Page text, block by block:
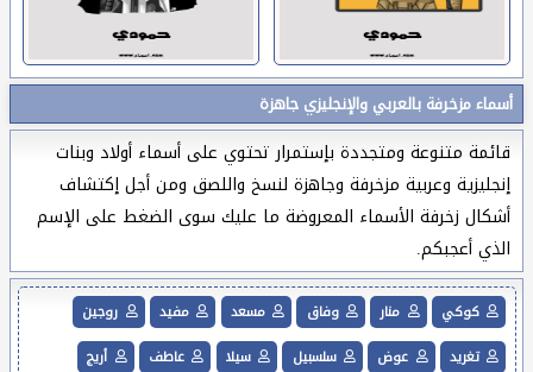
أسماء مزخرفة بالعربي والإنجليزي جاهزة
قائمة متنوعة ومتجددة بإستمرار تحتوي على أسماء أولاد وبنات
إنجليزية وعربية مزخرفة وجاهزة لنسخ واللصق ومن أجل إكتشاف
أشكال زخرفة الأسماء المعروضة ما عليك سوى الضغط على الإسم
الذي أعجبكم.
كوكي منار وفاق مسعد مفيد
روجين
تغريد
عوض سلسبيل سيلا عاطف
أريج